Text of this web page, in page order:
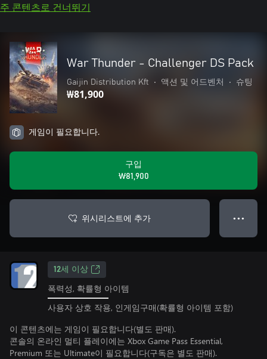
주 콘텐츠로 건너뛰기
War Thunder - Challenger DS Pack
Gaijin Distribution Kft • 액션 및 어드벤처 • 슈팅
₩81,900
게임이 필요합니다.
구입
₩81,900
위시리스트에 추가 ● ● ●
12세 이상
폭력성, 확률형 아이템
사용자 상호 작용, 인게임구매(확률형 아이템 포함)
이 콘텐츠에는 게임이 필요합니다(별도 판매).
콘솔의 온라인 멀티 플레이에는 Xbox Game Pass Essential,
Premium 또는 Ultimate이 필요합니다(구독은 별도 판매).